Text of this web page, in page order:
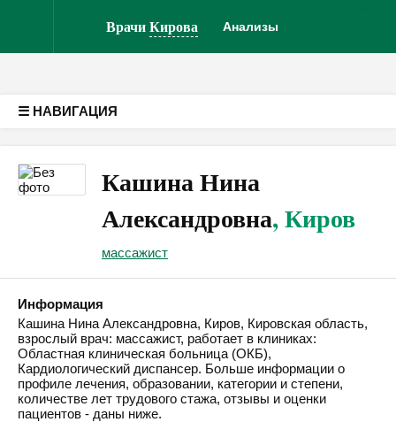
ВрачиКирова Анализы
☰ НАВИГАЦИЯ
Кашина Нина
Александровна, Киров
массажист
Информация
Кашина Нина Александровна, Киров, Кировская область,
взрослый врач: массажист, работает в клиниках:
Областная клиническая больница (ОКБ),
Кардиологический диспансер. Больше информации о
профиле лечения, образовании, категории и степени,
количестве лет трудового стажа, отзывы и оценки
пациентов - даны ниже.